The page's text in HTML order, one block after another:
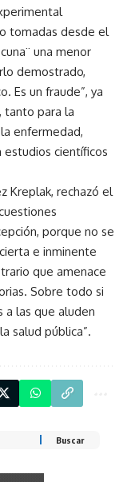
tomadas desde el
una menor
demostrado,
Es un fraude”, ya
tanto para la
enfermedad,
científicos
Kreplak, rechazó el
porque no se
e inminente
que amenace
Sobre todo si
a las que aluden
salud pública”.